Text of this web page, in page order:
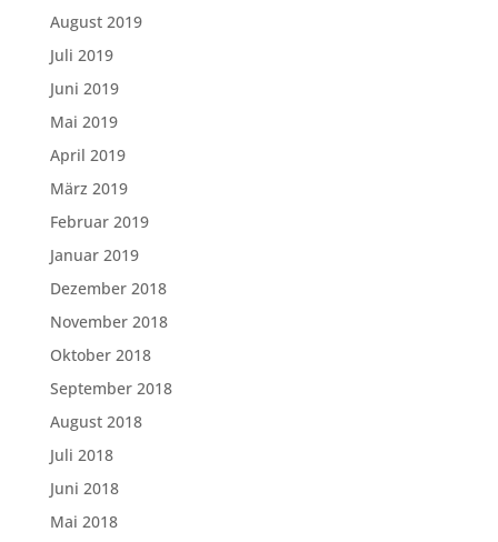
August 2019
Juli 2019
Juni 2019
Mai 2019
April 2019
März 2019
Februar 2019
Januar 2019
Dezember 2018
November 2018
Oktober 2018
September 2018
August 2018
Juli 2018
Juni 2018
Mai 2018